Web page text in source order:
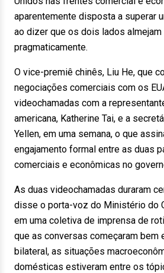
aparentemente disposta a superar
ao dizer que os dois lados
pragmaticamente.
O vice-premiê chinês, Liu He, que
negociações comerciais com os
videochamadas com a
americana, Katherine Tai, e a
Yellen, em uma semana, o que
engajamento formal entre as duas
comerciais e econômicas no
As duas videochamadas duraram
disse o porta-voz do Ministério do
em uma coletiva de imprensa de
que as conversas começaram bem
bilateral, as situações
domésticas estiveram entre os